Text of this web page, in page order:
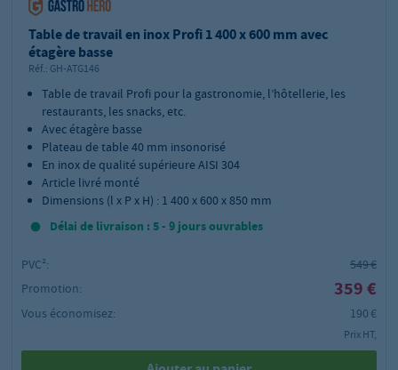
Table de travail en inox Profi 1 400 x 600 mm avec
étagère basse
Réf.: GH-ATG146
Table de travail Profi pour la gastronomie, l’hôtellerie, les
restaurants, les snacks, etc.
Avec étagère basse
Plateau de table 40 mm insonorisé
En inox de qualité supérieure AISI 304
Article livré monté
Dimensions (l x P x H) : 1 400 x 600 x 850 mm
Délai de livraison : 5 - 9 jours ouvrables
PVC²:
549 €
Promotion:
359 €
Vous économisez: 190 €
Prix HT,